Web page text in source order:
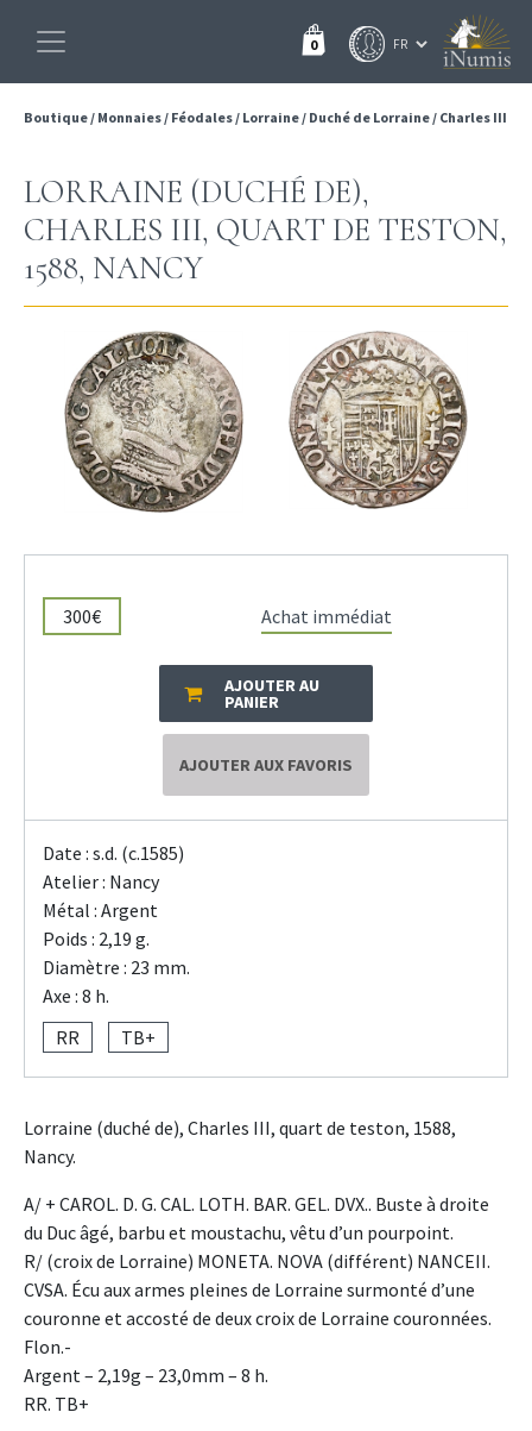
0
Boutique/ Monnaies/ Féodales/ Lorraine/ Duché de Lorraine/ Charles III
LORRAINE (DUCHÉ DE),
CHARLES III, QUART DE TESTON,
1588, NANCY
300€ Achat immédiat
AJOUTER AU
PANIER
AJOUTER AUX FAVORIS
Date : s.d. (c.1585)
Atelier : Nancy
Métal : Argent
Poids : 2,19 g.
Diamètre : 23 mm.
Axe : 8 h.
RR
TB+
Lorraine (duché de), Charles III, quart de teston, 1588,
Nancy.
A/ + CAROL. D. G. CAL. LOTH. BAR. GEL. DVX.. Buste à droite
du Duc âgé, barbu et moustachu, vêtu d’un pourpoint.
R/ (croix de Lorraine) MONETA. NOVA (différent) NANCEII.
CVSA. Écu aux armes pleines de Lorraine surmonté d’une
couronne et accosté de deux croix de Lorraine couronnées.
Flon.-
Argent – 2,19g – 23,0mm – 8 h.
RR. TB+